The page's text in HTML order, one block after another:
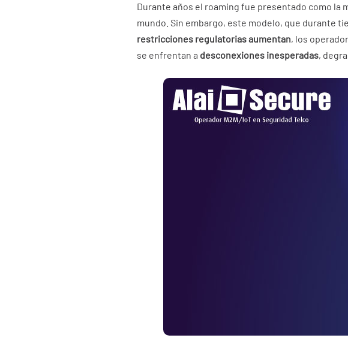
Durante años el roaming fue presentado como
mundo. Sin embargo, este modelo, que durante
restricciones regulatorias aumentan, los
se enfrentan a desconexiones inesperadas,